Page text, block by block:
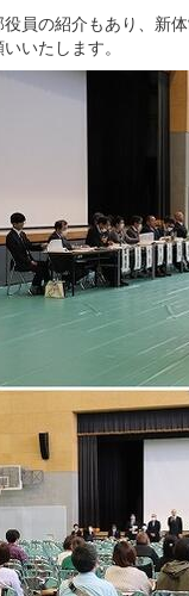
の紹介もあり、新体
いたします。